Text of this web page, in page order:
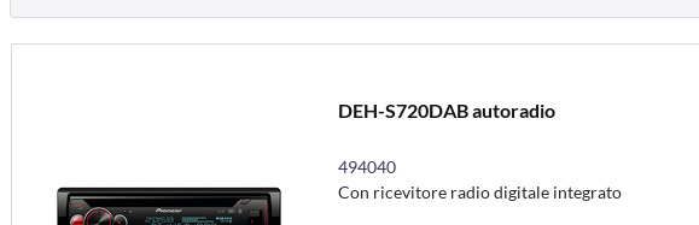
DEH-S720DAB autoradio
494040
Con ricevitore radio digitale integrato